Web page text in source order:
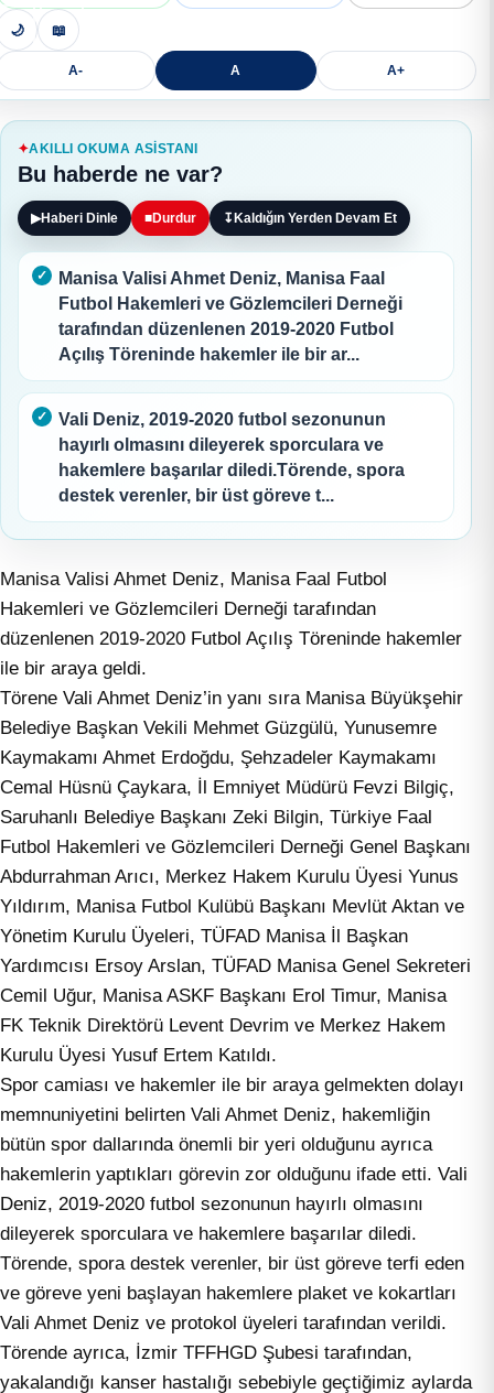
🌙 📖
A- A A+
AKILLI OKUMA ASISTANI
Bu haberde ne var?
▶Haberi Dinle ■Durdur ↧ Kaldığın Yerden Devam Et
Manisa Valisi Ahmet Deniz, Manisa Faal
Futbol Hakemleri ve Gözlemcileri Derneği
tarafından düzenlenen 2019-2020 Futbol
Açılış Töreninde hakemler ile bir ar...
Vali Deniz, 2019-2020 futbol sezonunun
hayırlı olmasını dileyerek sporculara ve
hakemlere başarılar diledi.Törende, spora
destek verenler, bir üst göreve t...
Manisa Valisi Ahmet Deniz, Manisa Faal Futbol
Hakemleri ve Gözlemcileri Derneği tarafından
düzenlenen 2019-2020 Futbol Açılış Töreninde hakemler
ile bir araya geldi.
Törene Vali Ahmet Deniz’in yanı sıra Manisa Büyükşehir
Belediye Başkan Vekili Mehmet Güzgülü, Yunusemre
Kaymakamı Ahmet Erdoğdu, Şehzadeler Kaymakamı
Cemal Hüsnü Çaykara, İl Emniyet Müdürü Fevzi Bilgiç,
Saruhanlı Belediye Başkanı Zeki Bilgin, Türkiye Faal
Futbol Hakemleri ve Gözlemcileri Derneği Genel Başkanı
Abdurrahman Arıcı, Merkez Hakem Kurulu Üyesi Yunus
Yıldırım, Manisa Futbol Kulübü Başkanı Mevlüt Aktan ve
Yönetim Kurulu Üyeleri, TÜFAD Manisa İl Başkan
Yardımcısı Ersoy Arslan, TÜFAD Manisa Genel Sekreteri
Cemil Uğur, Manisa ASKF Başkanı Erol Timur, Manisa
FK Teknik Direktörü Levent Devrim ve Merkez Hakem
Kurulu Üyesi Yusuf Ertem Katıldı.
Spor camiası ve hakemler ile bir araya gelmekten dolayı
memnuniyetini belirten Vali Ahmet Deniz, hakemliğin
bütün spor dallarında önemli bir yeri olduğunu ayrıca
hakemlerin yaptıkları görevin zor olduğunu ifade etti. Vali
Deniz, 2019-2020 futbol sezonunun hayırlı olmasını
dileyerek sporculara ve hakemlere başarılar diledi.
Törende, spora destek verenler, bir üst göreve terfi eden
ve göreve yeni başlayan hakemlere plaket ve kokartları
Vali Ahmet Deniz ve protokol üyeleri tarafından verildi.
Törende ayrıca, İzmir TFFHGD Şubesi tarafından,
yakalandığı kanser hastalığı sebebiyle geçtiğimiz aylarda